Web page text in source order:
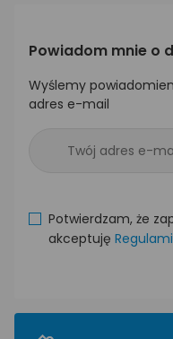
Powiadom mnie o
Wyślemy
adres e-mail
Potwierdzam, że
akceptuję